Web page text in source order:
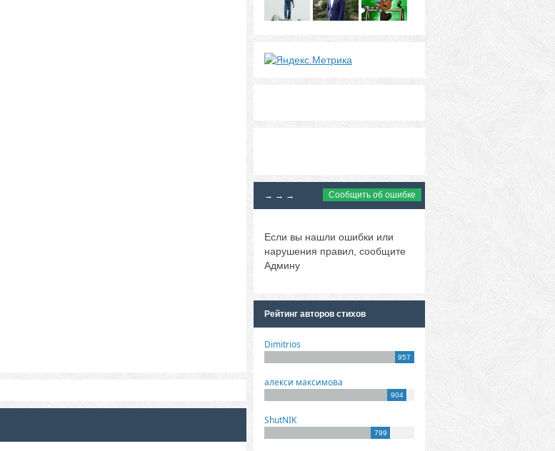
→ → → Сообщить об ошибке
Если вы нашли ошибки или
нарушения правил, сообщите
Админу
Рейтинг авторов стихов
Dimitrios
957
алекси максимова
904
ShutNIK
799